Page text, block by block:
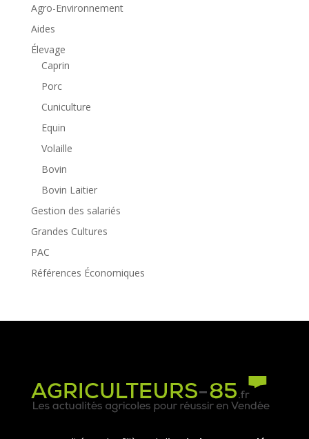
Agro-Environnement
Aides
Élevage
Caprin
Porc
Cuniculture
Equin
Volaille
Bovin
Bovin Laitier
Gestion des salariés
Grandes Cultures
PAC
Références Économiques